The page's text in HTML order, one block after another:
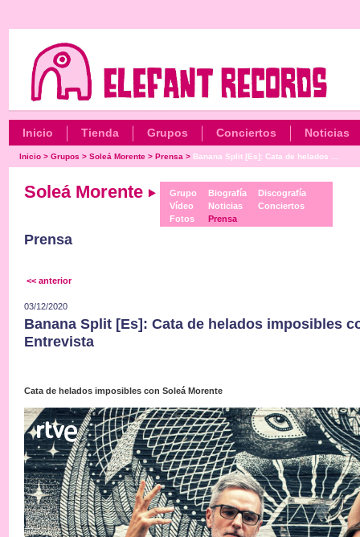
Inicio Tienda Grupos Conciertos Noticias
Inicio> Grupos > Soleá Morente> Prensa > Banana Split [Es]: Cata de helados ...
Soleá Morente
Grupo
Vídeo
Fotos
Biografía
Noticias
Prensa
Discografía
Conciertos
Prensa
<< anterior
03/12/2020
Banana Split [Es]: Cata de helados imposibles
Entrevista
Cata de helados imposibles con Soleá Morente